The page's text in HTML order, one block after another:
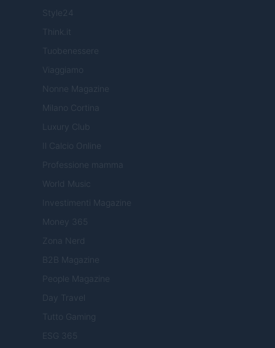
Style24
Think.it
Tuobenessere
Viaggiamo
Nonne Magazine
Milano Cortina
Luxury Club
Il Calcio Online
Professione mamma
World Music
Investimenti Magazine
Money 365
Zona Nerd
B2B Magazine
People Magazine
Day Travel
Tutto Gaming
ESG 365